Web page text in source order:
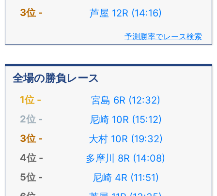
芦屋 12R (14:16)
予測勝率でレース検索
全場の勝負レース
宮島 6R (12:32)
尼崎 10R (15:12)
大村 10R (19:32)
多摩川 8R (14:08)
尼崎 4R (11:51)